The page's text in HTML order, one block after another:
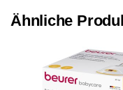
Ähnliche